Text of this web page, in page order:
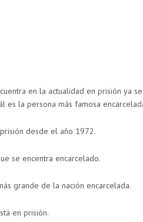
en la actualidad en prisión ya
es la persona más famosa
desde el año 1972.
se encentra encarcelado.
grande de la nación encarcelada.
en prisión.